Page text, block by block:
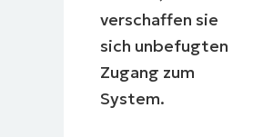
verschaffen sie
sich unbefugten
Zugang zum
System.